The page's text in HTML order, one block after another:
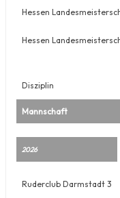
Hessen
Hessen
Disziplin
Mannschaft
2026
Ruderclub Darmstadt 3